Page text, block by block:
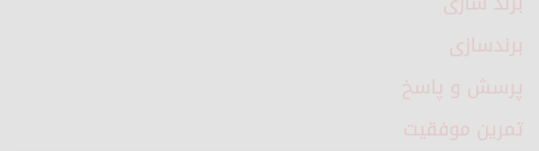
برندسازی
پرسش و پاسخ
تمرین موفقیت